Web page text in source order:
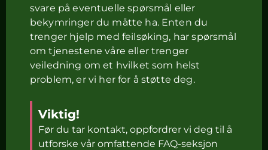
svare på eventuelle spørsmål eller
bekymringer du måtte ha. Enten du
trenger hjelp med feilsøking, har spørsmål
om tjenestene våre eller trenger
veiledning om et hvilket som helst
problem, er vi her for å støtte deg.
Viktig!
Før du tar kontakt, oppfordrer vi deg til å
utforske vår omfattende FAQ-seksjon